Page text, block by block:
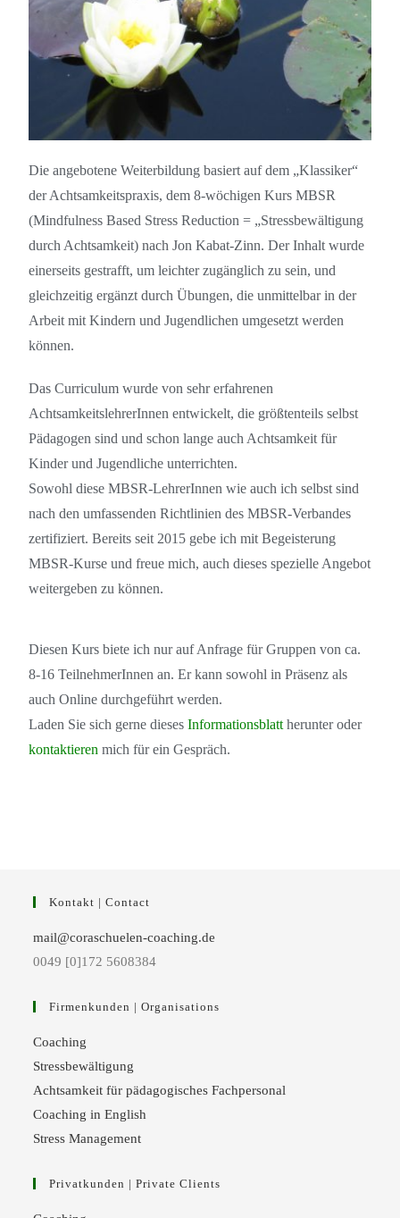
Die angebotene Weiterbildung basiert auf dem „Klassiker“
der Achtsamkeitspraxis, dem 8-wöchigen Kurs MBSR
(Mindfulness Based Stress Reduction = „Stressbewältigung
durch Achtsamkeit) nach Jon Kabat-Zinn. Der Inhalt wurde
einerseits gestrafft, um leichter zugänglich zu sein, und
gleichzeitig ergänzt durch Übungen, die unmittelbar in der
Arbeit mit Kindern und Jugendlichen umgesetzt werden
können.
Das Curriculum wurde von sehr erfahrenen
AchtsamkeitslehrerInnen entwickelt, die größtenteils selbst
Pädagogen sind und schon lange auch Achtsamkeit für
Kinder und Jugendliche unterrichten.
Sowohl diese MBSR-LehrerInnen wie auch ich selbst sind
nach den umfassenden Richtlinien des MBSR-Verbandes
zertifiziert. Bereits seit 2015 gebe ich mit Begeisterung
MBSR-Kurse und freue mich, auch dieses spezielle Angebot
weitergeben zu können.
Diesen Kurs biete ich nur auf Anfrage für Gruppen von ca.
8-16 TeilnehmerInnen an. Er kann sowohl in Präsenz als
auch Online durchgeführt werden.
Laden Sie sich gerne diesesInformationsblatt herunter oder
kontaktieren mich für ein Gespräch.
Kontakt | Contact
mail@coraschuelen-coaching.de
0049 [0]172 5608384
Firmenkunden | Organisations
Coaching
Stressbewältigung
Achtsamkeit für pädagogisches Fachpersonal
Coaching in English
Stress Management
Privatkunden | Private Clients